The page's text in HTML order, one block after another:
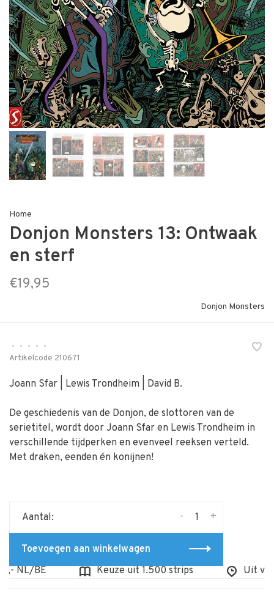
Home
Donjon Monsters 13: Ontwaak
en sterf
€19,95
Donjon Monsters
• • • •
•
Artikelcode 210671
Joann Sfar | Lewis Trondheim | David B.
De geschiedenis van de Donjon, de slottoren van de
serietitel, wordt door Joann Sfar en Lewis Trondheim in
verschillende tijdperken en evenveel reeksen verteld.
Met draken, eenden én konijnen!
Aantal: +
-
Toevoegen aan winkelwagen
NL/BE
Keuze uit 1.500 strips Uit